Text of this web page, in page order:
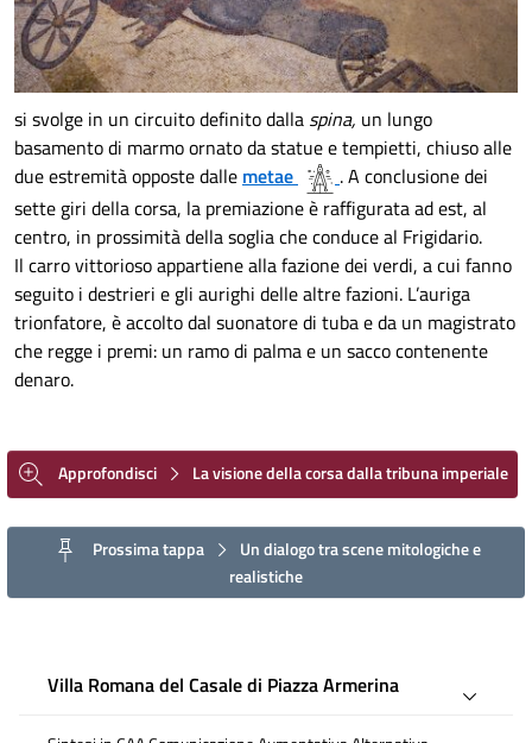
si svolge in un circuito definito dalla spina, un lungo
basamento di marmo ornato da statue e tempietti, chiuso alle
due estremità opposte dalle metae
. A conclusione dei
sette giri della corsa, la premiazione è raffigurata ad est, al
centro, in prossimità della soglia che conduce al Frigidario.
Il carro vittorioso appartiene alla fazione dei verdi, a cui fanno
seguito i destrieri e gli aurighi delle altre fazioni. L’auriga
trionfatore, è accolto dal suonatore di tuba e da un magistrato
che regge i premi: un ramo di palma e un sacco contenente
denaro.
Approfondisci La visione della corsa dalla tribuna imperiale
Prossima tappa
Un dialogo tra scene mitologiche e
realistiche
Villa Romana del Casale di Piazza Armerina